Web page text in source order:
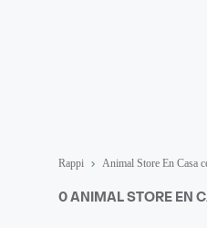
Rappi Animal Store En Casa
0 ANIMAL STORE EN